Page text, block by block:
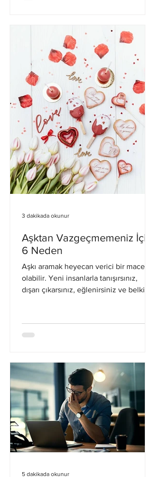
Aşktan Vazgeçmemeniz İçin
6 Neden
Aşkı aramak heyecan verici bir macera
olabilir. Yeni insanlarla tanışırsınız,
dışarı çıkarsınız, eğlenirsiniz ve belki de
3 dakikada okunur
5 dakikada okunur